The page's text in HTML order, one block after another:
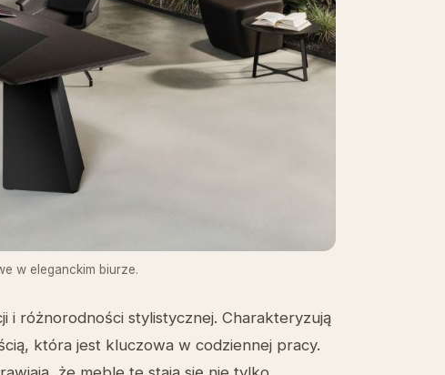
w eleganckim biurze.
i różnorodności stylistycznej. Charakteryzują
która jest kluczowa w codziennej pracy.